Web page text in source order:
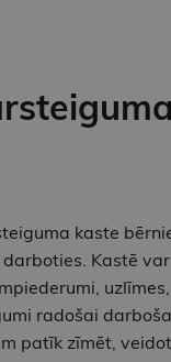
kaste
Kastē
radošai
patīk zīmēt,